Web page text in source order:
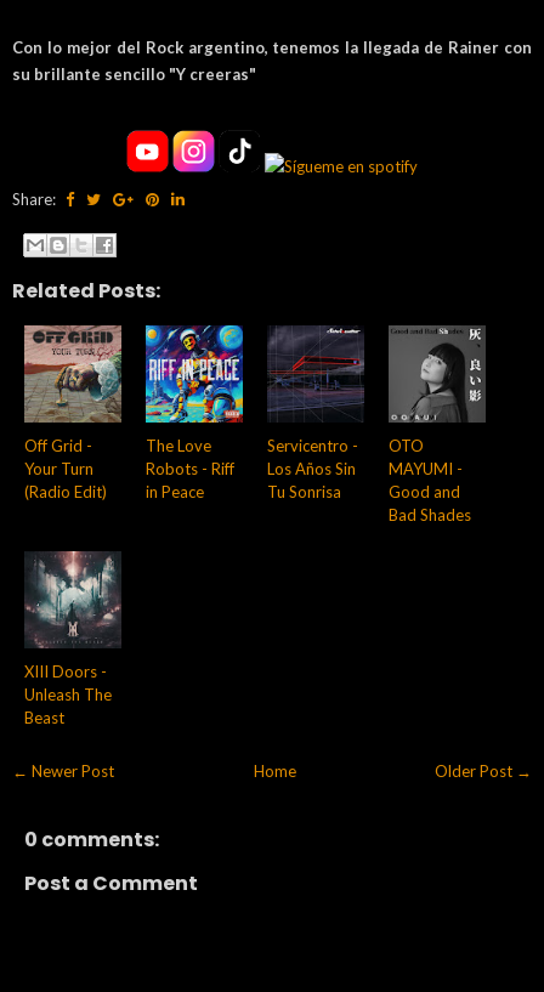
Con lo mejor del Rock argentino, tenemos la llegada de Rainer con
su brillante sencillo "Y creeras"
Share:
Related Posts:
Off Grid -
Your Turn
(Radio Edit)
The Love
Robots - Riff
in Peace
Servicentro -
Los Años Sin
Tu Sonrisa
OTO
MAYUMI -
Good and
Bad Shades
XIII Doors -
Unleash The
Beast
← Newer Post Older Post →
Home
0 comments:
Post a Comment